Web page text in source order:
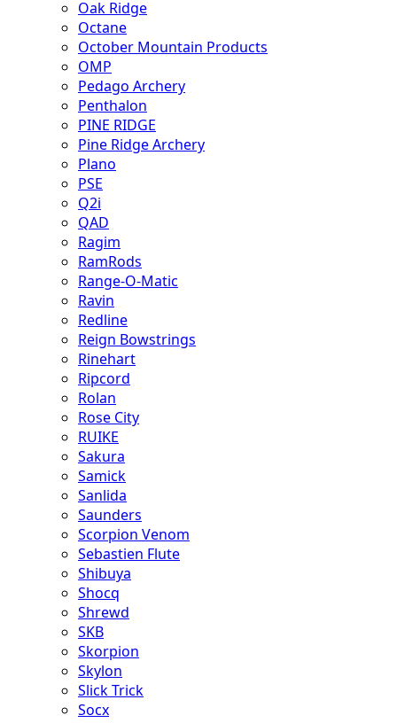
Oak Ridge
Octane
October Mountain Products
OMP
Pedago Archery
Penthalon
PINE RIDGE
Pine Ridge Archery
Plano
PSE
Q2i
QAD
Ragim
RamRods
Range-O-Matic
Ravin
Redline
Reign Bowstrings
Rinehart
Ripcord
Rolan
Rose City
RUIKE
Sakura
Samick
Sanlida
Saunders
Scorpion Venom
Sebastien Flute
Shibuya
Shocq
Shrewd
SKB
Skorpion
Skylon
Slick Trick
Socx